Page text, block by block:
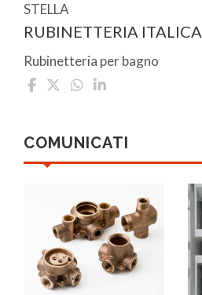
STELLA
RUBINETTERIA ITALICA
Rubinetteria per bagno
COMUNICATI